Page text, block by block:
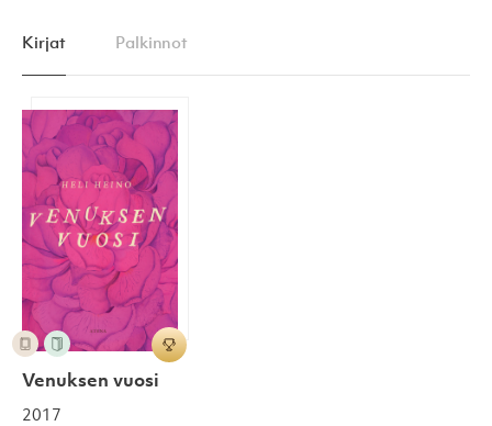
Kirjat Palkinnot
Venuksen vuosi
Venuksen vuosi
2017